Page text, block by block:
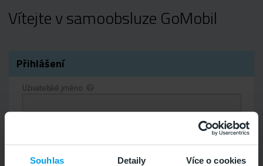
Souhlas Detaily Více o cookies
Vítejte v samoobsluze GoMobil
Přihlášení
Uživatelské jméno
Zapamatovat na tomto počítači.